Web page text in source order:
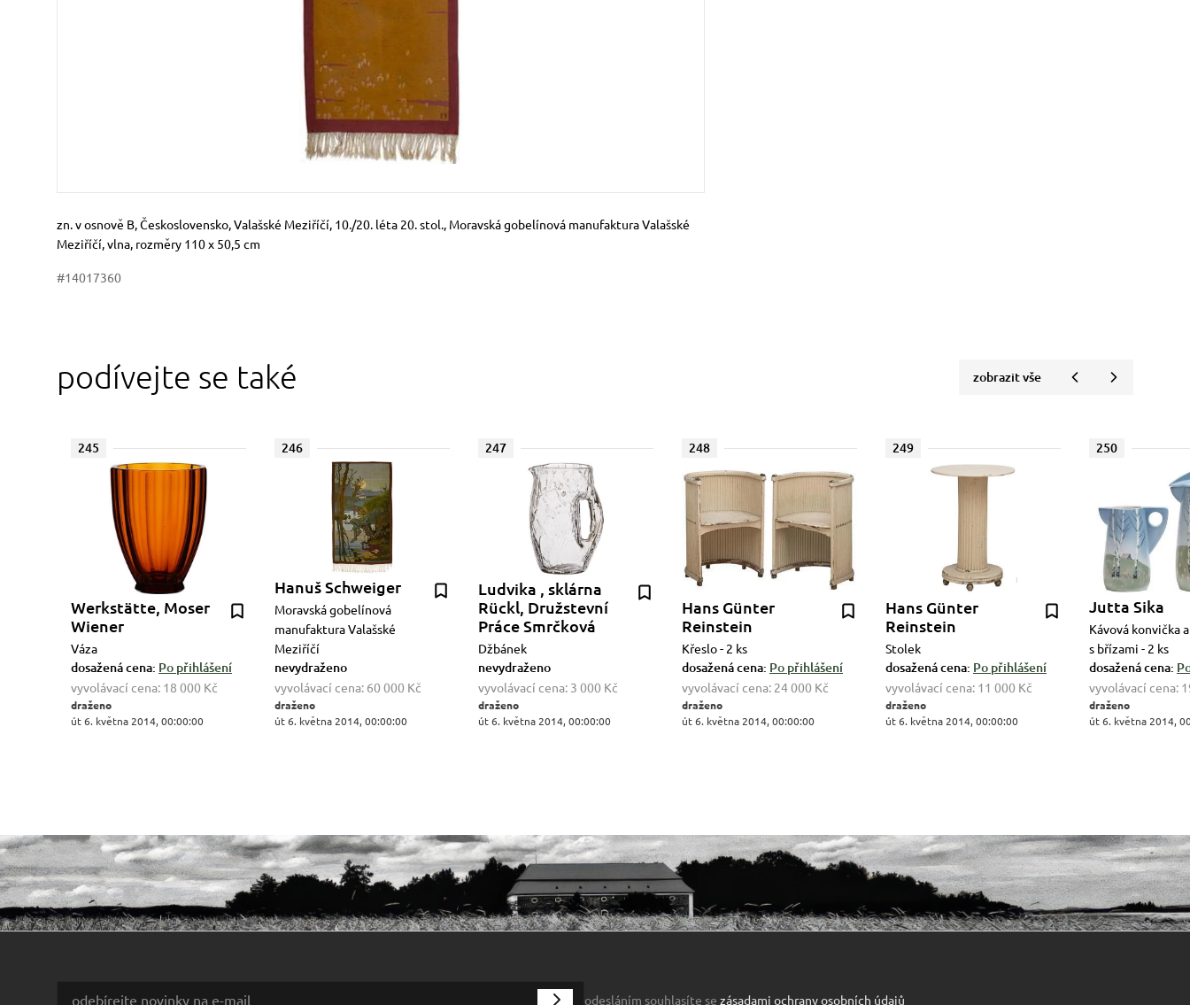
Rozměry
Stručný popis předmětu
zn. v osnově B, Československo, Valašské Meziříčí, 10./20. léta 20. stol., Moravská gobelínová manufaktura Valašské
Meziříčí, vlna, rozměry 110 x 50,5 cm
#14017360
podívejte se také zobrazit vše
245
Werkstätte, Moser
Wiener
Váza
dosažená cena: Po přihlášení
vyvolávací cena: 18 000 Kč
draženo
út 6. května 2014, 00:00:00
246
Hanuš Schweiger
Moravská gobelínová
manufaktura Valašské
Meziříčí
nevydraženo
vyvolávací cena: 60 000 Kč
draženo
út 6. května 2014, 00:00:00
247
Ludvika , sklárna
Rückl, Družstevní
Práce Smrčková
Džbánek
nevydraženo
vyvolávací cena: 3 000 Kč
draženo
út 6. května 2014, 00:00:00
248
Hans Günter
Reinstein
Křeslo - 2 ks
dosažená cena: Po přihlášení
vyvolávací cena: 24 000 Kč
draženo
út 6. května 2014, 00:00:00
249
Hans Günter
Reinstein
Stolek
dosažená cena: Po přihlášení
vyvolávací cena: 11 000 Kč
draženo
út 6. května 2014, 00:00:00
250
Jutta Sika
Kávová konvička
s břízami - 2 ks
dosažená cena:
vyvolávací cena:
draženo
út 6. května 2014,
odesláním souhlasíte se zásadami ochrany osobních údajů